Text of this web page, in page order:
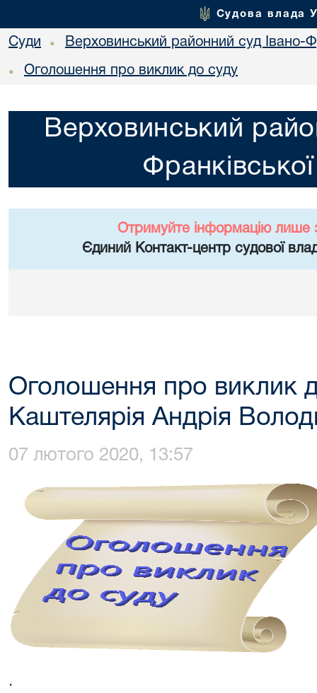
Судова влада
Суди • Верховинський районний суд Івано-
• Оголошення про виклик до суду
Верховинський
Отримуйте інформацію лише
Єдиний Контакт-центр судової
Оголошення про виклик
Каштелярія Андрія
07 лютого 2020, 13:57